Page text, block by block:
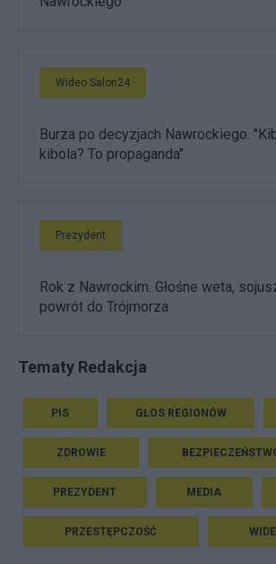
Wideo Salon24
Burza po decyzjach Nawrockiego.
kibola? To propaganda"
Prezydent
Rok z Nawrockim. Głośne weta,
powrót do Trójmorza
Tematy Redakcja
PIS GŁOS REGIONÓW
ZDROWIE
PREZYDENT MEDIA
PRZESTĘPCZOŚĆ